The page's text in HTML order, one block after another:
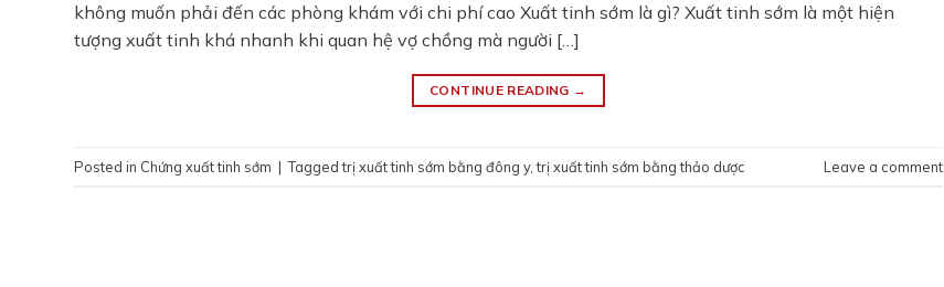
không muốn phải đến các phòng khám với chi phí cao Xuất tinh sớm là gì? Xuất tinh sớm là một hiện
tượng xuất tinh khá nhanh khi quan hệ vợ chồng mà người […]
CONTINUE READING →
Posted in Chứng xuất tinh sớm | Taggedtrị xuất tinh sớm bằng đông y,trị xuất tinh sớm bằng thảo dược Leave a comment